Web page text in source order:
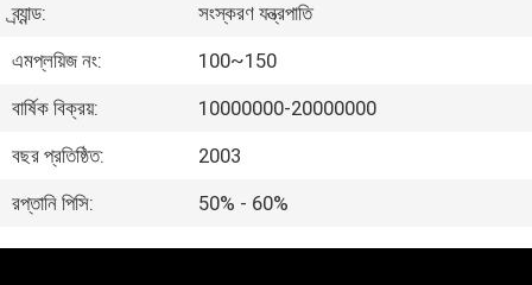
প্রদর্শন
আমাদের
সম্পর্কে
কারখানা
ভ্রমণ
ব্র্যান্ড:
সংস্করণ যন্ত্রপাতি
এমপ্লয়িজ নং:
100~150
বার্ষিক বিক্রয়:
10000000-20000000
বছর প্রতিষ্ঠিত:
2003
রপ্তানি পিসি:
50% - 60%